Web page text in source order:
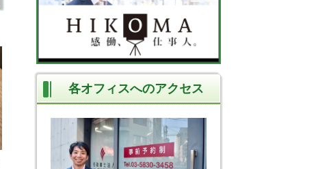
各オフィスへのアクセス